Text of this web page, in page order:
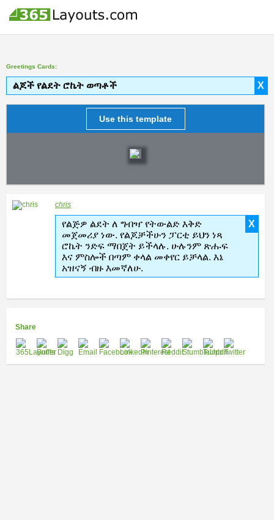
Greetings Cards:
X
ልጆች የልደት ሮኬት ወጣቶች
Use this template
chris
X
የልጅዎ ልደት ለ ግብዣ የትውልድ እቅድ
መጀመሪያ ነው. የልጆቻችሁን ፓርቲ ይህን ነጻ
ሮኬት ንድፍ ማበጀት ይችላሉ. ሁሉንም ጽሑፍ
እና ምስሎች በጣም ቀላል መቀየር ይቻላል. እኔ
አዝናኝ ብዙ እመኛለሁ.
Share